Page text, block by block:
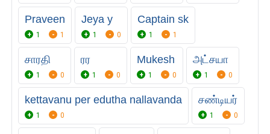
Praveen
1 1
Jeya y
1 0
Captain sk
1 1
சாரதி
1 0
ரர
1 0
Mukesh
1 0
அட்சயா
1 0
kettavanu per edutha nallavanda
1 0
சண்டியர்
1 0